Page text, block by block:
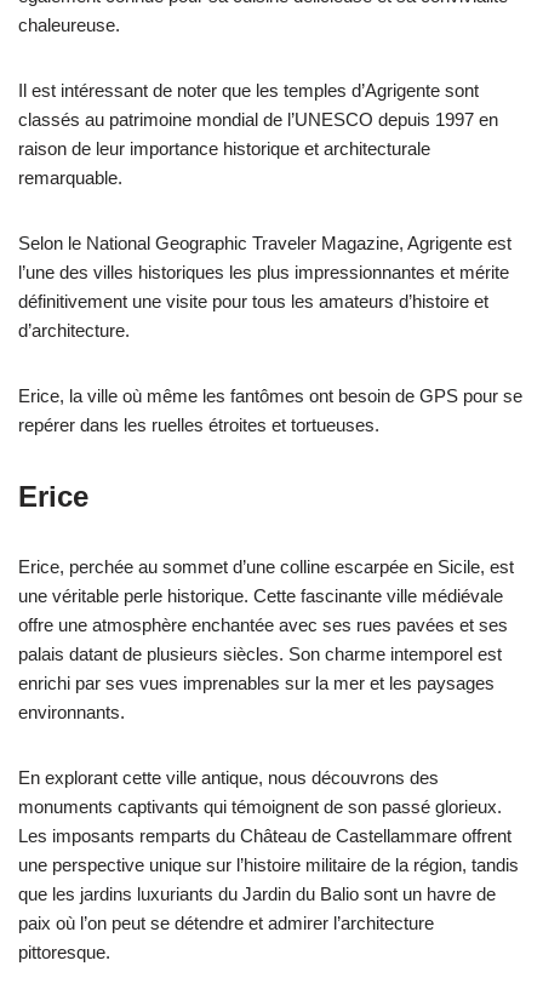
chaleureuse.
Il est intéressant de noter que les temples d’Agrigente sont
classés au patrimoine mondial de l’UNESCO depuis 1997 en
raison de leur importance historique et architecturale
remarquable.
Selon le National Geographic Traveler Magazine, Agrigente est
l’une des villes historiques les plus impressionnantes et mérite
définitivement une visite pour tous les amateurs d’histoire et
d’architecture.
Erice, la ville où même les fantômes ont besoin de GPS pour se
repérer dans les ruelles étroites et tortueuses.
Erice
Erice, perchée au sommet d’une colline escarpée en Sicile, est
une véritable perle historique. Cette fascinante ville médiévale
offre une atmosphère enchantée avec ses rues pavées et ses
palais datant de plusieurs siècles. Son charme intemporel est
enrichi par ses vues imprenables sur la mer et les paysages
environnants.
En explorant cette ville antique, nous découvrons des
monuments captivants qui témoignent de son passé glorieux.
Les imposants remparts du Château de Castellammare offrent
une perspective unique sur l’histoire militaire de la région, tandis
que les jardins luxuriants du Jardin du Balio sont un havre de
paix où l’on peut se détendre et admirer l’architecture
pittoresque.